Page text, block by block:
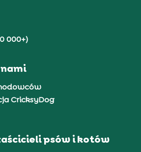
000+)
CricksyDog
psów i kotów